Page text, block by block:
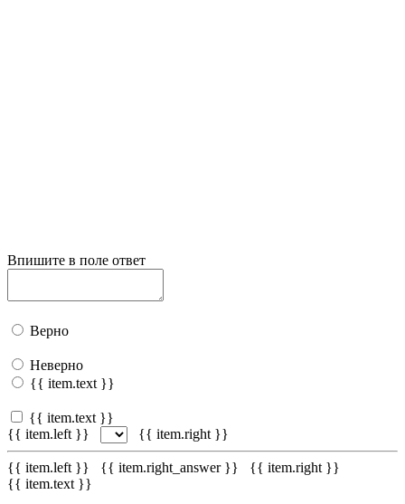
Впишите в поле ответ
Верно
Неверно
{{ item.text }}
{{ item.text }}
{{ item.left }}
{{ item.right }}
{{ item.left }} {{ item.right_answer }}
{{ item.right }}
{{ item.text }}